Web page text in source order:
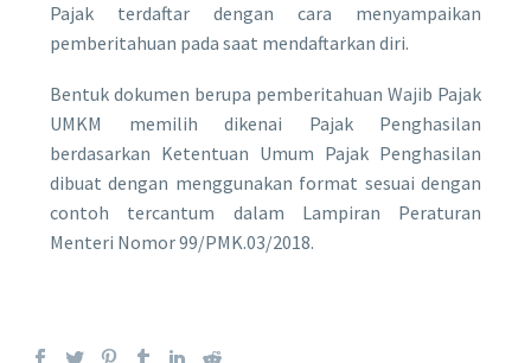
Pajak terdaftar dengan cara menyampaikan
pemberitahuan pada saat mendaftarkan diri.
Bentuk dokumen berupa pemberitahuan Wajib Pajak
UMKM memilih dikenai Pajak Penghasilan
berdasarkan Ketentuan Umum Pajak Penghasilan
dibuat dengan menggunakan format sesuai dengan
contoh tercantum dalam Lampiran Peraturan
Menteri Nomor 99/PMK.03/2018.